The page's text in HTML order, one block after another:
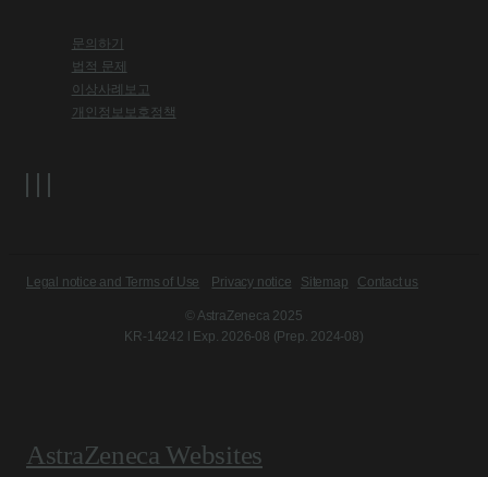
문의하기
법적 문제
이상사례보고
개인정보보호정책
Legal notice and Terms of Use Privacy notice Sitemap Contact us
© AstraZeneca 2025
KR-14242 l Exp. 2026-08 (Prep. 2024-08)
AstraZeneca Websites